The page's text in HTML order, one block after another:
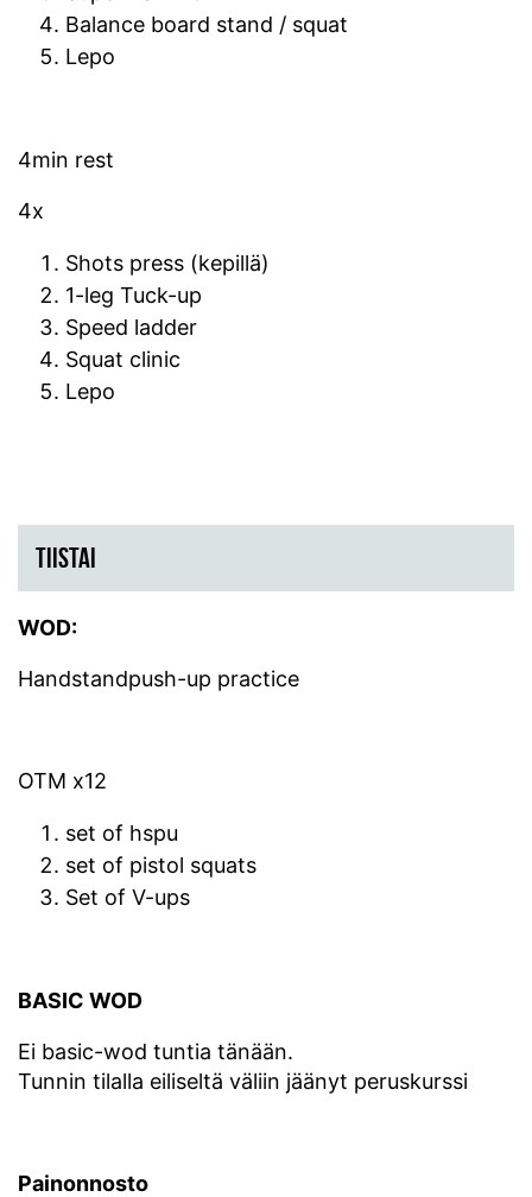
Balance board stand / squat
Lepo
4min rest
4x
Shots press (kepillä)
1-leg Tuck-up
Speed ladder
Squat clinic
Lepo
TIISTAI
WOD:
Handstandpush-up practice
OTM x12
set of hspu
set of pistol squats
Set of V-ups
BASIC WOD
Ei basic-wod tuntia tänään.
Tunnin tilalla eiliseltä väliin jäänyt peruskurssi
Painonnosto